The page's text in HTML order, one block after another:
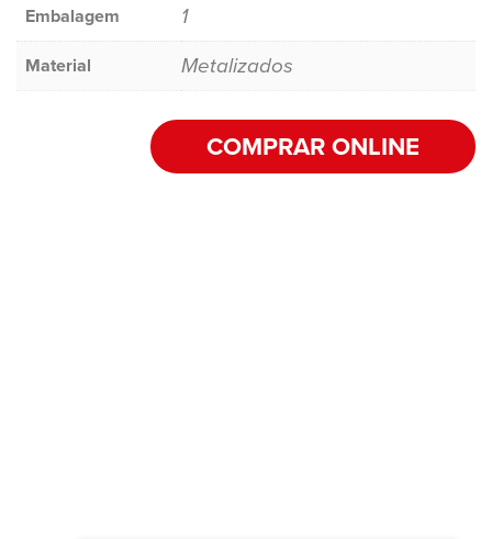
Embalagem 1
Material Metalizados
COMPRAR ONLINE